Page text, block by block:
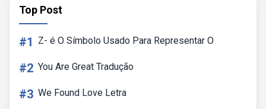
Top Post
#1 Z- é O Símbolo Usado Para Representar O
#2 You Are Great Tradução
#3 We Found Love Letra